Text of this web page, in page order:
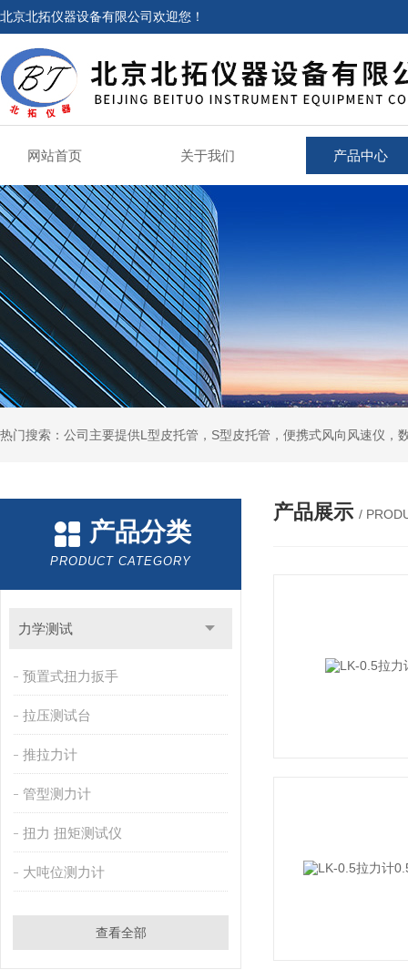
北京北拓仪器设备有限公司欢迎您！
网站首页 关于我们 产品中心
产品分类
PRODUCT CATEGORY
力学测试
预置式扭力扳手
拉压测试台
推拉力计
管型测力计
扭力 扭矩测试仪
大吨位测力计
查看全部
产品展示 /